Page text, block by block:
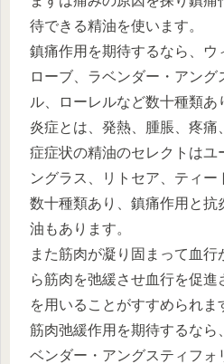
待できる精油を使います。
鎮痛作用を期待するなら、ウ
ローブ、ラベンダー・アン
ル、ローレルなど数十種類あ
炎症とは、発熱、腫脹、疼痛
症症状の精油のセレクトはユ
ングラス、リトセア、ティー
数十種類あり、鎮痛作用と抗
油もあります。
また筋肉が凝り固まって血
ら筋肉を弛緩させ血行を促進
を用いることがすすめられま
筋肉弛緩作用を期待するなら
ベンダー・アングスティフォ